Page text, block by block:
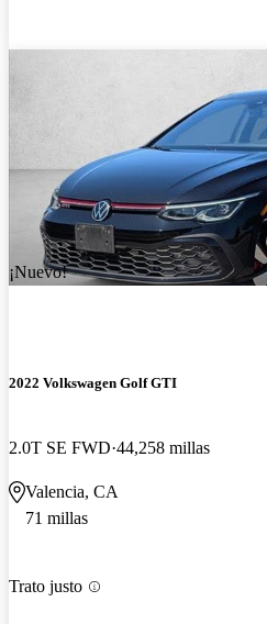
¡Nuevo!
2022 Volkswagen Golf GTI
2.0T SE FWD 44,258 millas
Valencia, CA
71 millas
Trato justo